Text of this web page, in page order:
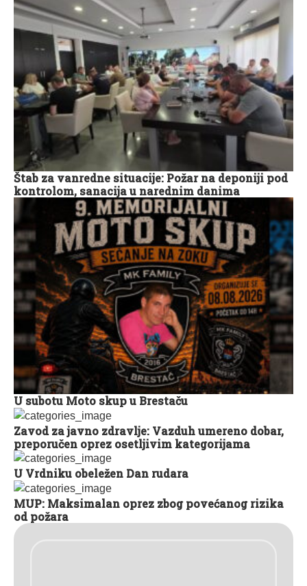
Štab za vanredne situacije: Požar na deponiji pod
kontrolom, sanacija u narednim danima
U subotu Moto skup u Brestaču
Zavod za javno zdravlje: Vazduh umereno dobar,
preporučen oprez osetljivim kategorijama
U Vrdniku obeležen Dan rudara
MUP: Maksimalan oprez zbog povećanog rizika
od požara